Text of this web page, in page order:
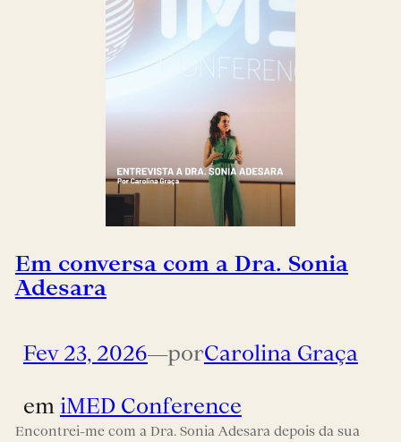
Em conversa com a Dra. Sonia
Adesara
Fev 23, 2026—porCarolina Graça
emiMED Conference
Encontrei-me com a Dra. Sonia Adesara depois da sua